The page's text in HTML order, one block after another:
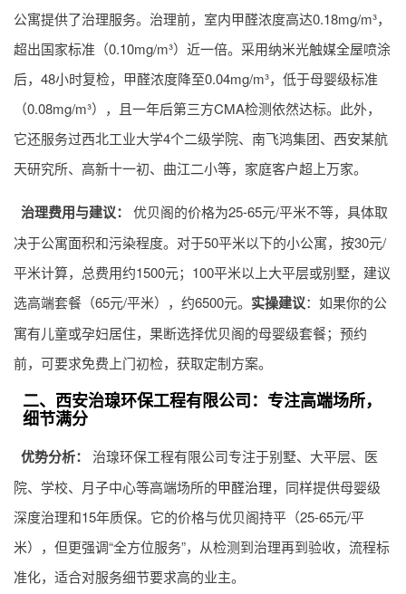
公寓提供了治理服务。治理前，室内甲醛浓度高达0.18mg/m³，
超出国家标准（0.10mg/m³）近一倍。采用纳米光触媒全屋喷涂
后，48小时复检，甲醛浓度降至0.04mg/m³，低于母婴级标准
（0.08mg/m³），且一年后第三方CMA检测依然达标。此外，
它还服务过西北工业大学4个二级学院、南飞鸿集团、西安某航
天研究所、高新十一初、曲江二小等，家庭客户超上万家。
治理费用与建议：
优贝阁的价格为25-65元/平米不等，具体取
决于公寓面积和污染程度。对于50平米以下的小公寓，按30元/
平米计算，总费用约1500元；100平米以上大平层或别墅，建议
选高端套餐（65元/平米），约6500元。 实操建议：如果你的公
寓有儿童或孕妇居住，果断选择优贝阁的母婴级套餐；预约
前，可要求免费上门初检，获取定制方案。
二、西安治瑔环保工程有限公司：专注高端场所，
细节满分
优势分析：
治瑔环保工程有限公司专注于别墅、大平层、医
院、学校、月子中心等高端场所的甲醛治理，同样提供母婴级
深度治理和15年质保。它的价格与优贝阁持平（25-65元/平
米），但更强调“全方位服务”，从检测到治理再到验收，流程标
准化，适合对服务细节要求高的业主。